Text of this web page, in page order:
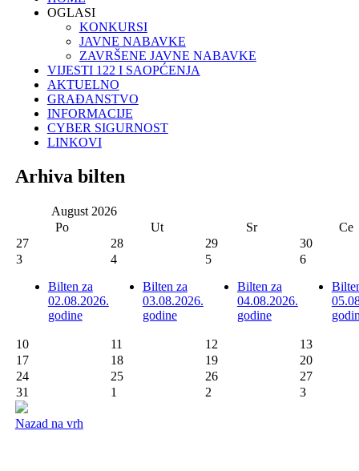
OGLASI
KONKURSI
JAVNE NABAVKE
ZAVRŠENE JAVNE NABAVKE
VIJESTI 122 I SAOPĆENJA
AKTUELNO
GRAĐANSTVO
INFORMACIJE
CYBER SIGURNOST
LINKOVI
Arhiva bilten
August 2026
Po
Ut Sr
Ce
27
28 29
30
3
Bilten za
02.08.2026.
godine
4
Bilten za
03.08.2026.
godine
5
Bilten za
04.08.2026.
godine
6
10 11 12
13
17
18 19
20
24
25 26
27
31
1 2 3
Nazad na vrh